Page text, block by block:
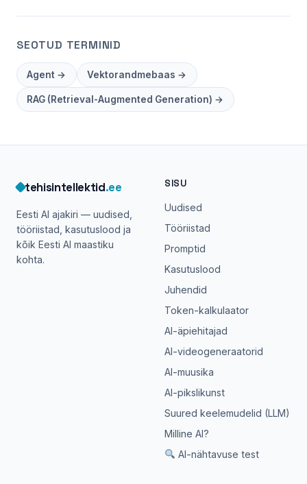
SEOTUD TERMINID
Agent → Vektorandmebaas →
RAG (Retrieval-Augmented Generation) →
tehisintellektid.ee
Eesti AI ajakiri — uudised,
tööriistad, kasutuslood ja
kõik Eesti AI maastiku
kohta.
SISU
Uudised
Tööriistad
Promptid
Kasutuslood
Juhendid
Token-kalkulaator
AI-äpiehitajad
AI-videogeneraatorid
AI-muusika
AI-pikslikunst
Suured keelemudelid (LLM)
Milline AI?
AI-nähtavuse test